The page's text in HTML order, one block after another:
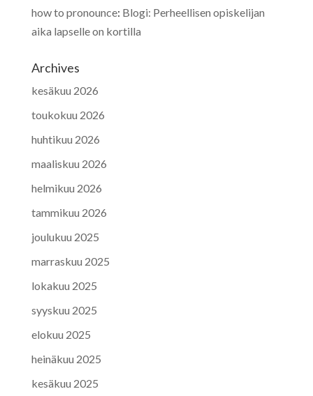
how to pronounce: Blogi: Perheellisen opiskelijan
aika lapselle on kortilla
Archives
kesäkuu 2026
toukokuu 2026
huhtikuu 2026
maaliskuu 2026
helmikuu 2026
tammikuu 2026
joulukuu 2025
marraskuu 2025
lokakuu 2025
syyskuu 2025
elokuu 2025
heinäkuu 2025
kesäkuu 2025